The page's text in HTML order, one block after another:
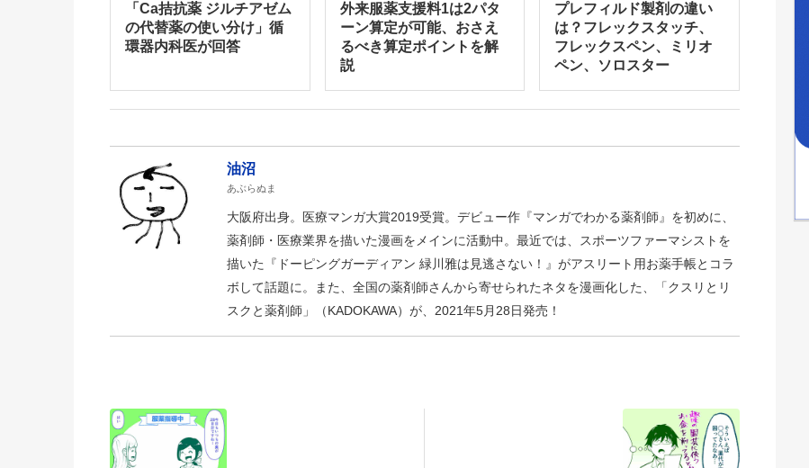
「Ca拮抗薬 ジルチアゼム
の代替薬の使い分け」循
環器内科医が回答
外来服薬支援料1は2パタ
ーン算定が可能、おさえ
るべき算定ポイントを解
説
プレフィルド製剤の違い
は？フレックスタッチ、
フレックスペン、ミリオ
ペン、ソロスター
油沼
あぶらぬま
大阪府出身。医療マンガ大賞2019受賞。デビュー作『マンガでわかる薬剤師』を初めに、
薬剤師・医療業界を描いた漫画をメインに活動中。最近では、スポーツファーマシストを
描いた『ドーピングガーディアン 緑川雅は見逃さない！』がアスリート用お薬手帳とコラ
ボして話題に。また、全国の薬剤師さんから寄せられたネタを漫画化した、「クスリとリ
スクと薬剤師」（KADOKAWA）が、2021年5月28日発売！